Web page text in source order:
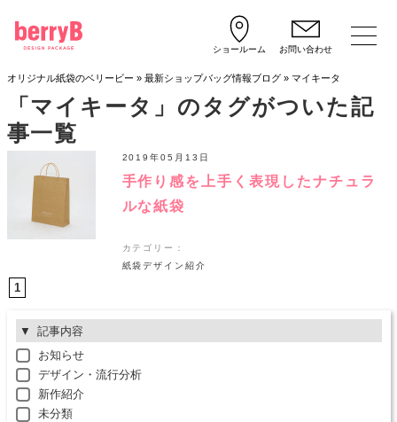
ショールーム お問い合わせ
オリジナル紙袋のベリービー » 最新ショップバッグ情報ブログ» マイキータ
「マイキータ」のタグがついた記
事一覧
手作り感を上手く表現したナチュラ
ルな紙袋
2019年05月13日
カテゴリー：
紙袋デザイン紹介
1
記事内容
お知らせ
デザイン・流行分析
新作紹介
未分類